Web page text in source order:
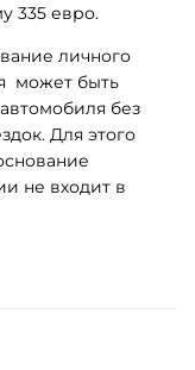
335 евро.
личного
может быть
без
Для этого
не входит в